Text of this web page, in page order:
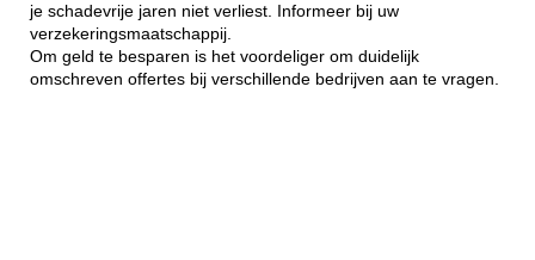
je schadevrije jaren niet verliest. Informeer bij uw
verzekeringsmaatschappij.
Om geld te besparen is het voordeliger om duidelijk
omschreven offertes bij verschillende bedrijven aan te vragen.